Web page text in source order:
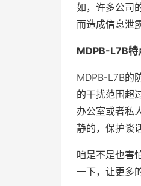
如，许多公司
而造成信息泄露
MDPB-L7B特
MDPB-L7B的
的干扰范围超
办公室或者私
静的，保护谈
咱是不是也害
一下，让更多